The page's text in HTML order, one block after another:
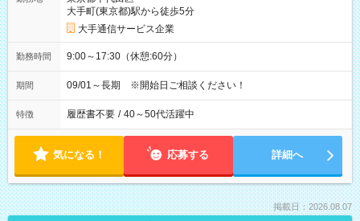
大手町(東京都)駅から徒歩5分
大手通信サービス企業
勤務時間 9:00～17:30（休憩:60分）
期間 09/01～長期 ※開始日ご相談ください！
特徴 履歴書不要 / 40～50代活躍中
気になる！ 応募する 詳細へ
掲載日：2026.08.07